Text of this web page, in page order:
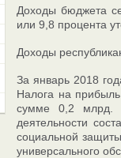
Доходы бюджета
или 9,8 процента
Доходы
За январь 2018
Налога на
сумме 0,2 млрд.
деятельности
социальной
универсального